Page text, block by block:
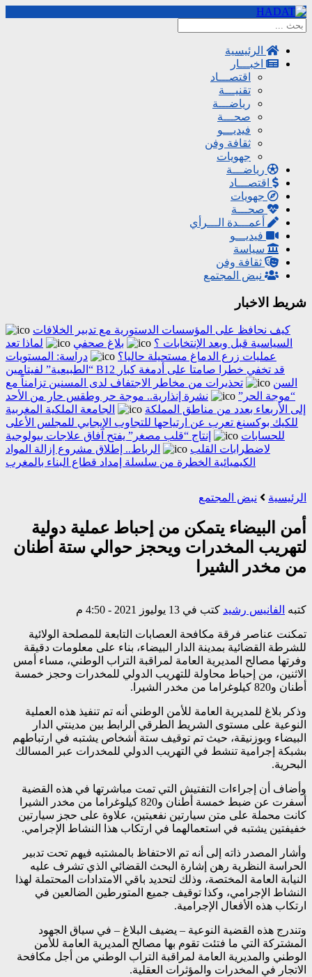
الرئيسية
اخبـــار
اقتصـــاد
تقنيـــة
رياضـــة
صحـــة
فيديـــو
ثقافة وفن
جهويات
رياضـــة
اقتصـــاد
جهويات
صحـــة
أعمـــدة الـــرأي
فيديـــو
سياسة
ثقافة وفن
نبض المجتمع
شريط الاخبار
كيف نحافظ على المؤسسات الدستورية مع تدبير الخلافات
السياسية قبل وبعد الإنتخابات ؟
بلاغ صحفي
لماذا تعد
عمليات زرع الدماغ مستحيلة حاليا؟
دراسة: المستويات
“الطبيعية” لفيتامين B12 قد تخفي خطرا صامتا على أدمغة كبار
السن
تحذيرات من مخاطر الاجتفاف لدى المسنين تزامناً مع
“موجة الحر”
نشرة إنذارية.. موجة حر وطقس حار من الأحد
إلى الأربعاء بعدد من مناطق المملكة
الجامعة الملكية المغربية
للكيك بوكسنغ تعرب عن ارتياحها للتجاوب الإيجابي للمجلس الأعلى
للحسابات
إنتاج “قلب مصغر” يفتح آفاق علاجات بيولوجية
لاضطرابات القلب
الرباط.. إطلاق مشروع إزالة المواد
الكيميائية الخطرة من سلسلة إمداد قطاع البناء بالمغرب
الرئيسية نبض المجتمع
أمن البيضاء يتمكن من إحباط عملية دولية
لتهريب المخدرات ويحجز حوالي ستة أطنان
من مخدر الشيرا
كتبه الفانيس رشيد كتب في 13 يوليوز 2021 - 4:50 م
تمكنت عناصر فرقة مكافحة العصابات التابعة للمصلحة الولائية
للشرطة القضائية بمدينة الدار البيضاء، بناء على معلومات دقيقة
وفرتها مصالح المديرية العامة لمراقبة التراب الوطني، مساء أمس
الاثنين، من إحباط محاولة للتهريب الدولي للمخدرات وحجز خمسة
أطنان و820 كيلوغراما من مخدر الشيرا.
وذكر بلاغ للمديرية العامة للأمن الوطني أنه تم تنفيذ هذه العملية
النوعية على مستوى الشريط الطرقي الرابط بين مدينتي الدار
البيضاء وبوزنيقة، حيث تم توقيف ستة أشخاص يشتبه في ارتباطهم
بشبكة إجرامية تنشط في التهريب الدولي للمخدرات عبر المسالك
البحرية.
وأضاف أن إجراءات التفتيش التي تمت مباشرتها في هذه القضية
أسفرت عن ضبط خمسة أطنان و820 كيلوغراما من مخدر الشيرا
كانت محملة على متن سيارتين نفعيتين، علاوة على حجز سيارتين
خفيفتين يشتبه في استعمالهما في ارتكاب هذا النشاط الإجرامي.
وأشار المصدر ذاته إلى أنه تم الاحتفاظ بالمشتبه فيهم تحت تدبير
الحراسة النظرية رهن إشارة البحث القضائي الذي تشرف عليه
النيابة العامة المختصة، وذلك لتحديد باقي الامتدادات المحتملة لهذا
النشاط الإجرامي، وكذا توقيف جميع المتورطين الضالعين في
ارتكاب هذه الأفعال الإجرامية.
وتندرج هذه القضية النوعية – يضيف البلاغ – في سياق الجهود
المشتركة التي ما فتئت تقوم بها مصالح المديرية العامة للأمن
الوطني والمديرية العامة لمراقبة التراب الوطني من أجل مكافحة
الاتجار في المخدرات والمؤثرات العقلية.